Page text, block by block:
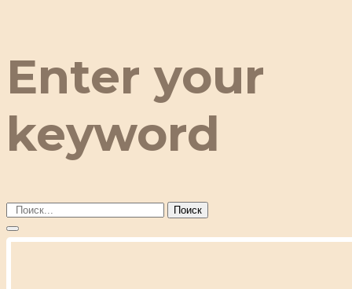
Enter your
keyword
Поиск